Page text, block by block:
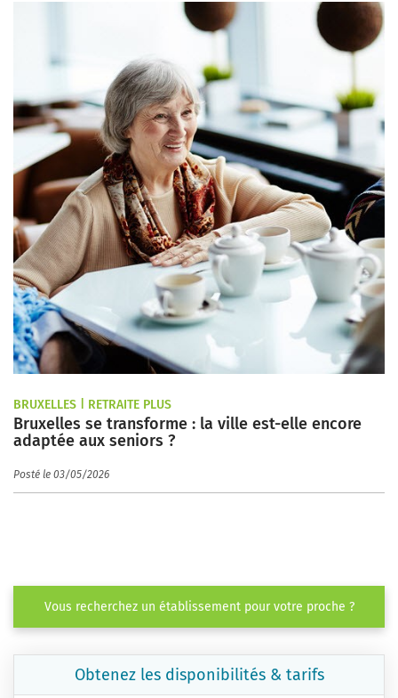
BRUXELLES | RETRAITE PLUS
Bruxelles se transforme : la ville est-elle encore
adaptée aux seniors ?
Posté le 03/05/2026
Vous recherchez un établissement pour votre proche ?
Obtenez les disponibilités & tarifs